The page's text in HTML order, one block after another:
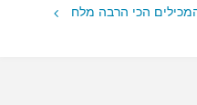
הכי הרבה מלח